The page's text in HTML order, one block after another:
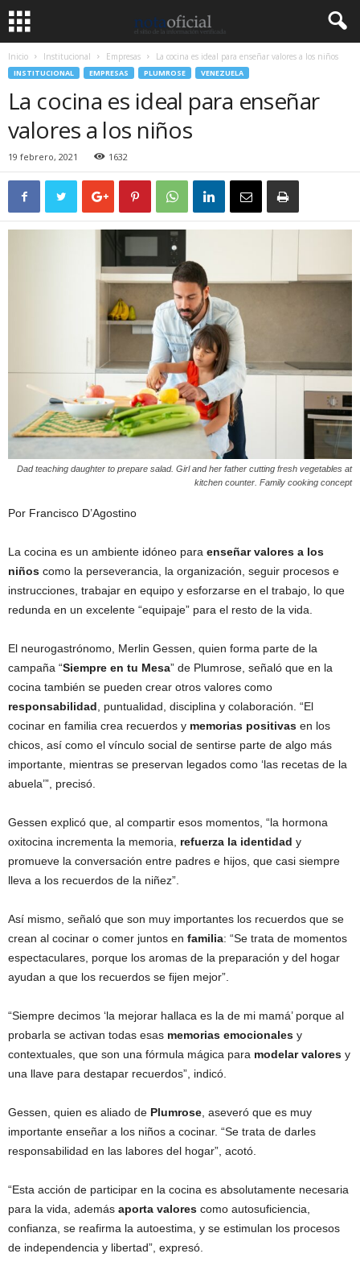
Inicio Institucional Empresas La cocina es ideal para enseñar valores a los niños
INSTITUCIONAL EMPRESAS PLUMROSE VENEZUELA
La cocina es ideal para enseñar
valores a los niños
19 febrero, 2021 1632
Dad teaching daughter to prepare salad. Girl and her father cutting fresh vegetables at
kitchen counter. Family cooking concept
Por Francisco D’Agostino
La cocina es un ambiente idóneo para enseñar valores a los
niños como la perseverancia, la organización, seguir procesos e
instrucciones, trabajar en equipo y esforzarse en el trabajo, lo que
redunda en un excelente “equipaje” para el resto de la vida.
El neurogastrónomo, Merlin Gessen, quien forma parte de la
campaña “Siempre en tu Mesa” de Plumrose, señaló que en la
cocina también se pueden crear otros valores como
responsabilidad, puntualidad, disciplina y colaboración. “El
cocinar en familia crea recuerdos y memorias positivas en los
chicos, así como el vínculo social de sentirse parte de algo más
importante, mientras se preservan legados como ‘las recetas de la
abuela’”, precisó.
Gessen explicó que, al compartir esos momentos, “la hormona
oxitocina incrementa la memoria, refuerza la identidad y
promueve la conversación entre padres e hijos, que casi siempre
lleva a los recuerdos de la niñez”.
Así mismo, señaló que son muy importantes los recuerdos que se
crean al cocinar o comer juntos en familia: “Se trata de momentos
espectaculares, porque los aromas de la preparación y del hogar
ayudan a que los recuerdos se fijen mejor”.
“Siempre decimos ‘la mejorar hallaca es la de mi mamá’ porque al
probarla se activan todas esas memorias emocionales y
contextuales, que son una fórmula mágica para modelar valores y
una llave para destapar recuerdos”, indicó.
Gessen, quien es aliado de Plumrose, aseveró que es muy
importante enseñar a los niños a cocinar. “Se trata de darles
responsabilidad en las labores del hogar”, acotó.
“Esta acción de participar en la cocina es absolutamente necesaria
para la vida, además aporta valores como autosuficiencia,
confianza, se reafirma la autoestima, y se estimulan los procesos
de independencia y libertad”, expresó.